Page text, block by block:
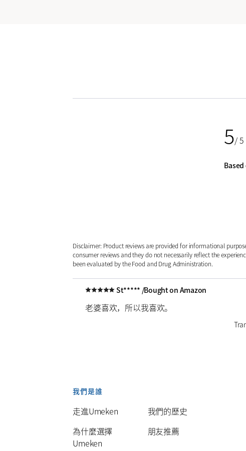
5/ 5
Disclaimer: Product reviews are provided for informational
consumer reviews and they do not necessarily reflect the
been evaluated by the Food and Drug Administration.
St***** /Bought on Amazon
老婆喜欢，所以我喜欢。
我們是誰
走進Umeken
為什麼選擇
Umeken
我們的歷史
朋友推薦